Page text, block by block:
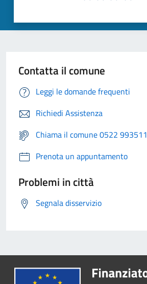
Contatta il comune
Leggi le domande frequenti
Richiedi Assistenza
Chiama il comune 0522 993511
Prenota un appuntamento
Problemi in città
Segnala disservizio